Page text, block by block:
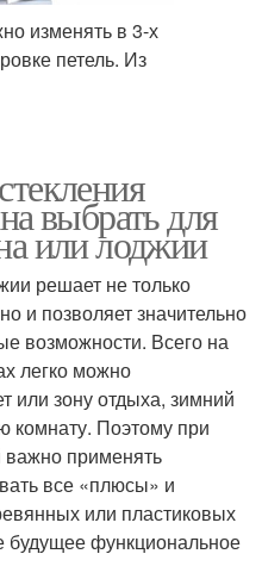
изменять в 3-х
петель. Из
выбрать для
или лоджии
решает не только
и позволяет значительно
возможности. Всего на
легко можно
или зону отдыха, зимний
комнату. Поэтому при
важно применять
все «плюсы» и
или пластиковых
будущее функциональное